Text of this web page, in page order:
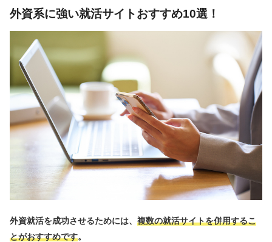
外資系に強い就活サイトおすすめ10選！
外資就活を成功させるためには、 複数の就活サイトを併用するこ
とがおすすめです。